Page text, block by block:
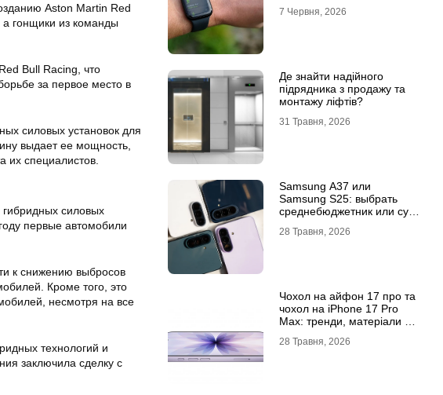
Aston Martin Red
гонщики из команды
Bull Racing, что
за первое место в
силовых установок для
выдает ее мощность,
их специалистов.
силовых
первые автомобили
к снижению выбросов
Кроме того, это
несмотря на все
технологий и
заключила сделку с
7 Червня, 2026
Де знайти надійного
підрядника з продажу та
монтажу ліфтів?
31 Травня, 2026
Samsung A37 или
Samsung S25: выбрать
среднебюджетник или суб-
28 Травня, 2026
Чохол на айфон 17 про та
чохол на iPhone 17 Pro
Max: тренди, матеріали та
28 Травня, 2026